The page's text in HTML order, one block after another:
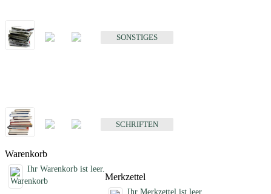
SONSTIGES
SCHRIFTEN
Warenkorb
Ihr Warenkorb ist leer.
Merkzettel
Ihr Merkzettel ist leer